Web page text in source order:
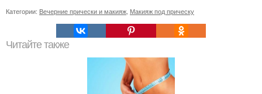
Категории: Вечерние прически и макияж Макияж под прическу
Читайте также